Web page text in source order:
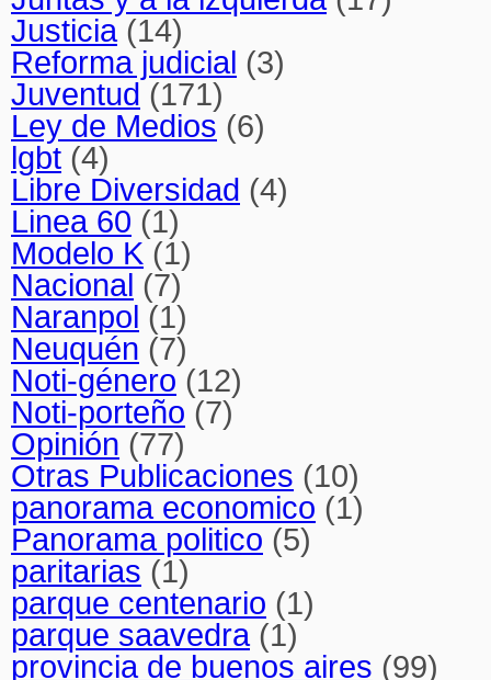
Justicia(14)
Reforma judicial (3)
Juventud (171)
Ley de Medios (6)
lgbt (4)
Libre Diversidad (4)
Linea 60 (1)
Modelo K (1)
Nacional (7)
Naranpol (1)
Neuquén (7)
Noti-género (12)
Noti-porteño (7)
Opinión (77)
Otras Publicaciones (10)
panorama economico (1)
Panorama politico (5)
paritarias (1)
parque centenario (1)
parque saavedra(1)
provincia de buenos aires (99)